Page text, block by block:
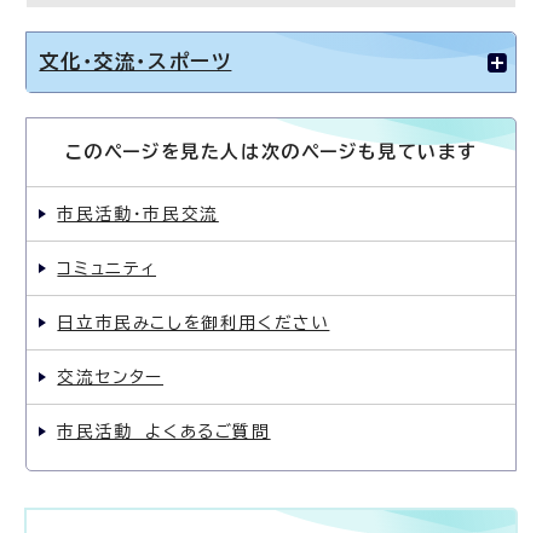
文化・交流・スポーツ
このページを見た人は次のページも見ています
市民活動・市民交流
コミュニティ
日立市民みこしを御利用ください
交流センター
市民活動 よくあるご質問